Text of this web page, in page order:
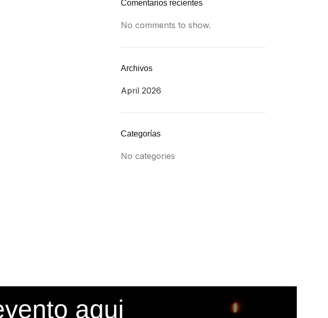
Comentarios recientes
No comments to show.
Archivos
April 2026
Categorías
No categories
aqui